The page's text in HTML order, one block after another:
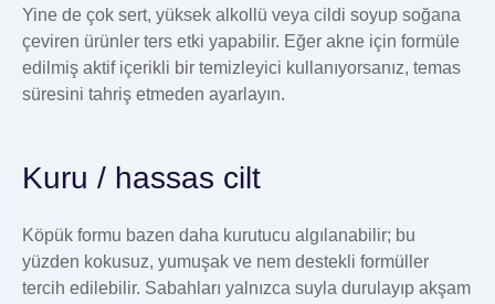
Yine de çok sert, yüksek alkollü veya cildi soyup soğana
çeviren ürünler ters etki yapabilir. Eğer akne için formüle
edilmiş aktif içerikli bir temizleyici kullanıyorsanız, temas
süresini tahriş etmeden ayarlayın.
Kuru / hassas cilt
Köpük formu bazen daha kurutucu algılanabilir; bu
yüzden kokusuz, yumuşak ve nem destekli formüller
tercih edilebilir. Sabahları yalnızca suyla durulayıp akşam